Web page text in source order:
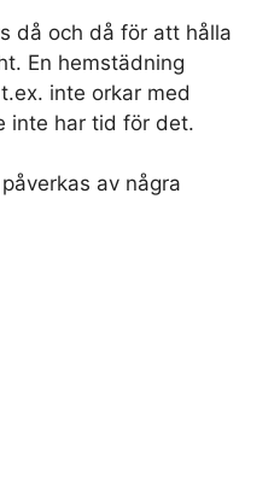
då och då för att hålla
En hemstädning
inte orkar med
inte har tid för det.
av några